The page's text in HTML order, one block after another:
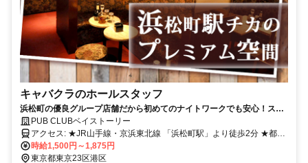
キャバクラのホールスタッフ
浜松町の優良グループ店舗だから初めてのナイトワークでも安心！スタ
ッフの年齢層も幅広く在籍中！
PUB CLUBベイストーリー
アクセス: ★JR山手線・京浜東北線 「浜松町駅」より徒歩2分 ★都営
浅草線・大江戸線 「大門駅」より徒歩1分
時給1,500円～1,875円
東京都東京23区港区